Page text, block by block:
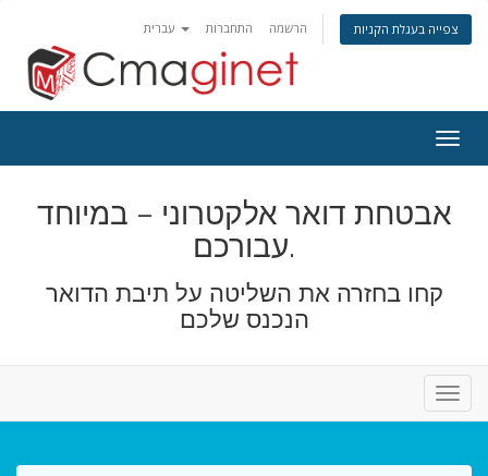
התחברות הרשמה צפייה בעגלת הקניות
ניווט
אבטחת דואר אלקטרוני – במיוחד
עבורכם.
קחו בחזרה את השליטה על תיבת הדואר
הנכנס שלכם
ניווט